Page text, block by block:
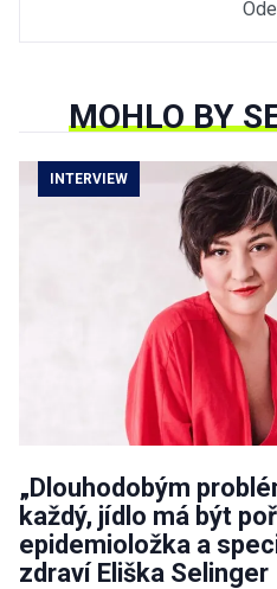
MOHLO BY
INTERVIEW
„Dlouhodobým
každý, jídlo má být
epidemioložka a
zdraví Eliška Selinger